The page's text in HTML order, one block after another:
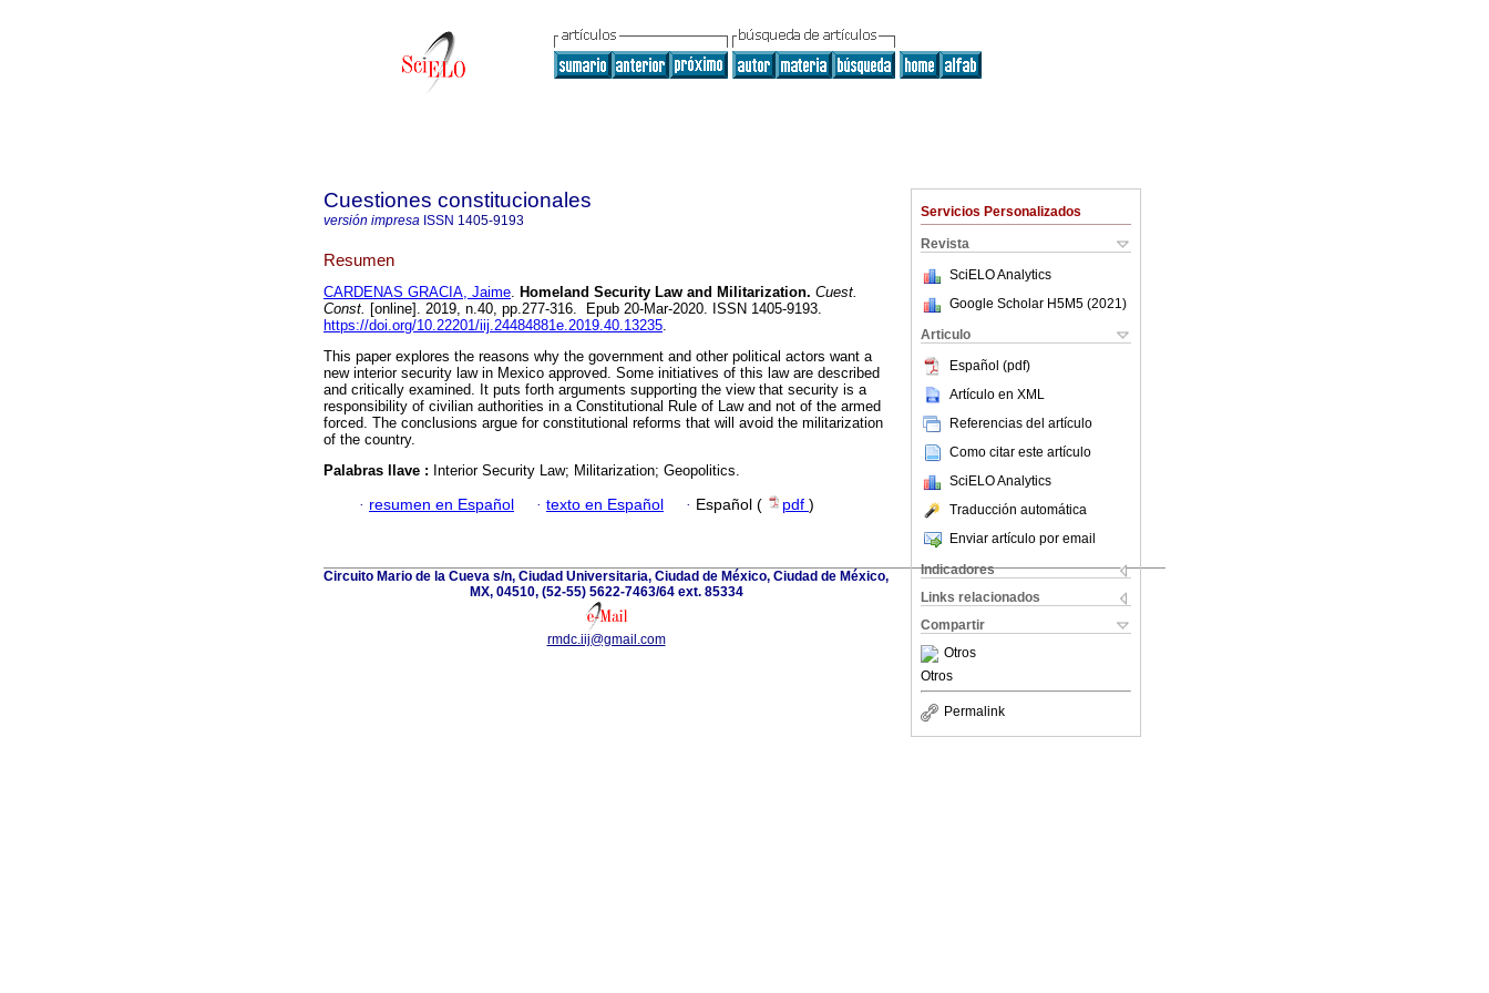
Servicios Personalizados
Revista
SciELO Analytics
Google Scholar H5M5 (2021 )
Articulo
Español (pdf)
Artículo en XML
Referencias del artículo
Como citar este artículo
SciELO Analytics
Traducción automática
Enviar artículo por email
Indicadores
Links relacionados
Compartir
Otros
Otros
Permalink
Cuestiones constitucionales
versión impresa ISSN 1405-9193
Resumen
CARDENAS GRACIA, Jaime. Homeland Security Law and Militarization. Cuest.
Const. [online]. 2019, n.40, pp.277-316. Epub 20-Mar-2020. ISSN 1405-9193.
https://doi.org/10.22201/iij.24484881e.2019.40.13235.
This paper explores the reasons why the government and other political actors want a
new interior security law in Mexico approved. Some initiatives of this law are described
and critically examined. It puts forth arguments supporting the view that security is a
responsibility of civilian authorities in a Constitutional Rule of Law and not of the armed
forced. The conclusions argue for constitutional reforms that will avoid the militarization
of the country.
Palabras llave : Interior Security Law; Militarization; Geopolitics.
· resumen en Español · texto en Español · Español ( pdf )
Circuito Mario de la Cueva s/n, Ciudad Universitaria, Ciudad de México, Ciudad de México,
MX, 04510, (52-55) 5622-7463/64 ext. 85334
rmdc.iij@gmail.com